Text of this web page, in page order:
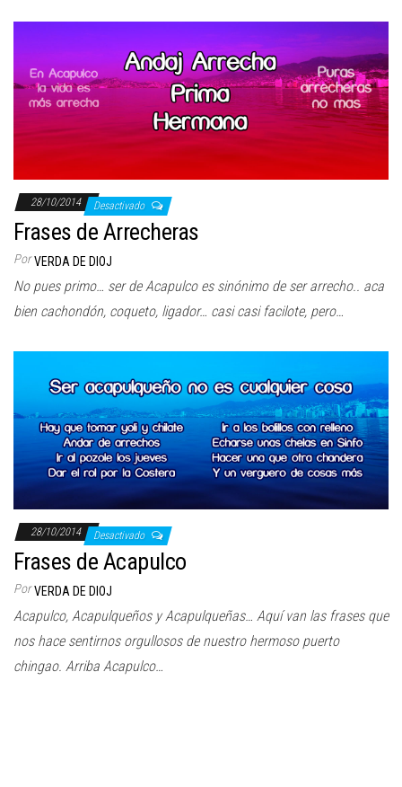
28/10/2014 Desactivado
Frases de Arrecheras
Por VERDA DE DIOJ
No pues primo… ser de Acapulco es sinónimo de ser arrecho.. aca
bien cachondón, coqueto, ligador… casi casi facilote, pero…
28/10/2014 Desactivado
Frases de Acapulco
Por VERDA DE DIOJ
Acapulco, Acapulqueños y Acapulqueñas… Aquí van las frases que
nos hace sentirnos orgullosos de nuestro hermoso puerto
chingao. Arriba Acapulco…